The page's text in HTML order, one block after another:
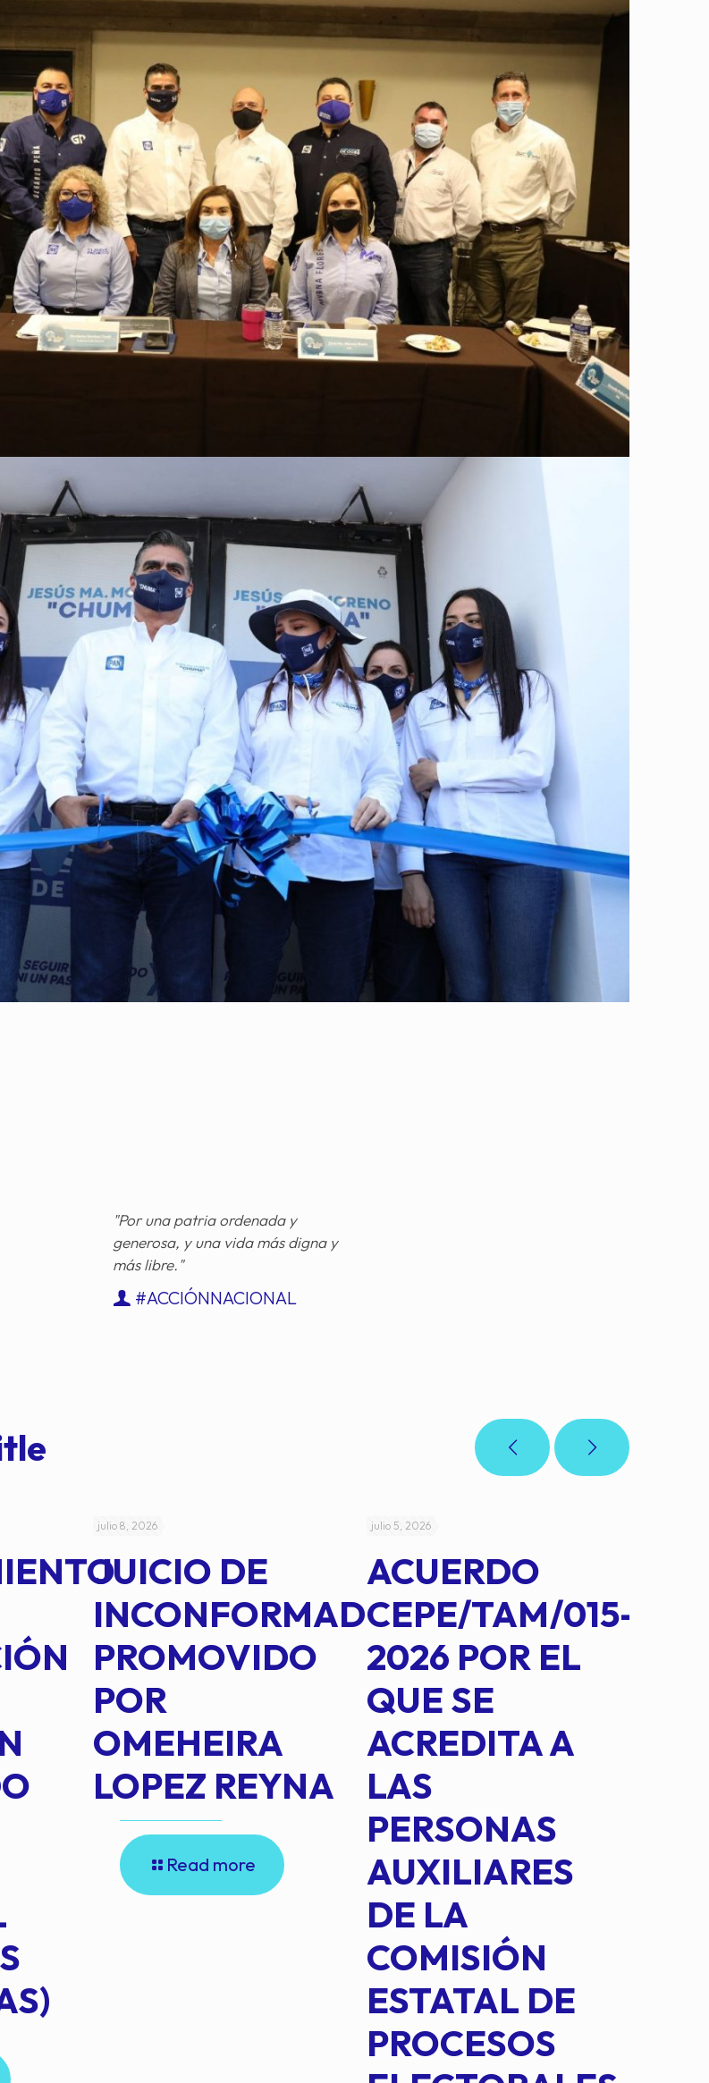
"Por una patria ordenada y
generosa, y una vida más digna y
más libre."
#ACCIÓNNACIONAL
julio 8, 2026
JUICIO DE
INCONFORMAD
PROMOVIDO
POR
OMEHEIRA
LOPEZ REYNA
Read more
julio 5, 2026
ACUERDO
CEPE/TAM/015-
2026 POR EL
QUE SE
ACREDITA A
LAS
PERSONAS
AUXILIARES
DE LA
COMISIÓN
ESTATAL DE
PROCESOS